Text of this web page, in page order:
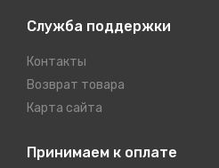
Служба поддержки
Контакты
Возврат товара
Карта сайта
Принимаем к оплате